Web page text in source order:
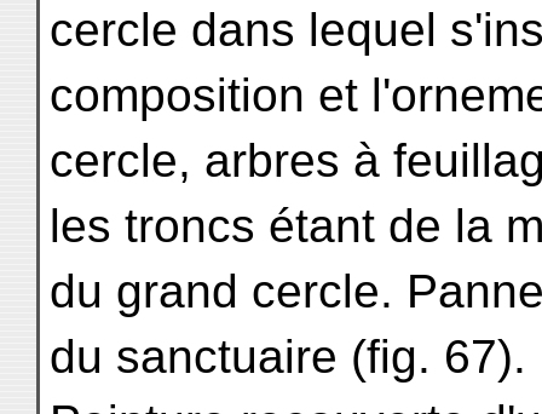
cercle dans lequel
composition et
cercle, arbres à
les troncs étant de la
du grand cercle.
du sanctuaire (fig. 67).